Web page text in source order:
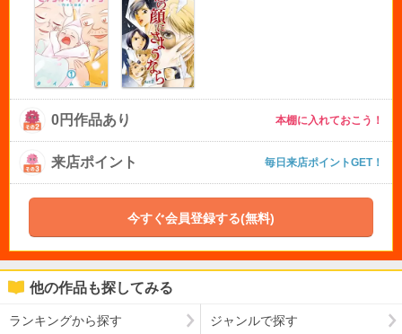
0円作品あり 本棚に入れておこう！
来店ポイント 毎日来店ポイントGET！
今すぐ会員登録する(無料)
他の作品も探してみる
ランキングから探す ジャンルで探す